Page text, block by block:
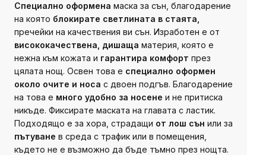
Специално оформена маска за сън, благодарение
на която блокирате светлината в стаята,
пречейки на качествения ви сън. Изработен е от
висококачествена, дишаща материя, която е
нежна към кожата и гарантира комфорт през
цялата нощ. Освен това е специално оформен
около очите и носа с двоен подгъв. Благодарение
на това е много удобно за носене и не притиска
никъде. Фиксирате маската на главата с ластик.
Подходящо е за хора, страдащи от лош сън или за
пътуване в среда с трафик или в помещения,
където не е възможно да бъде тъмно през нощта.